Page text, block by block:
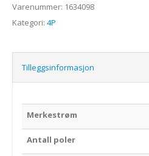
Varenummer: 1634098
Kategori: 4P
Tilleggsinformasjon
Merkestrøm
Antall poler